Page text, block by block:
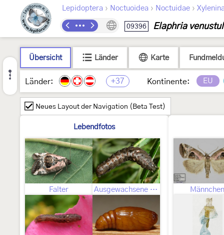
Lepidoptera › Noctuoidea › Noctuidae ›
09396 Elaphria
Übersicht Länder Karte
Länder: +37 Kontinente: EU
Neues Layout der Navigation (Beta Test)
Lebendfotos
Falter Ausgewachsene Raupe Männchen